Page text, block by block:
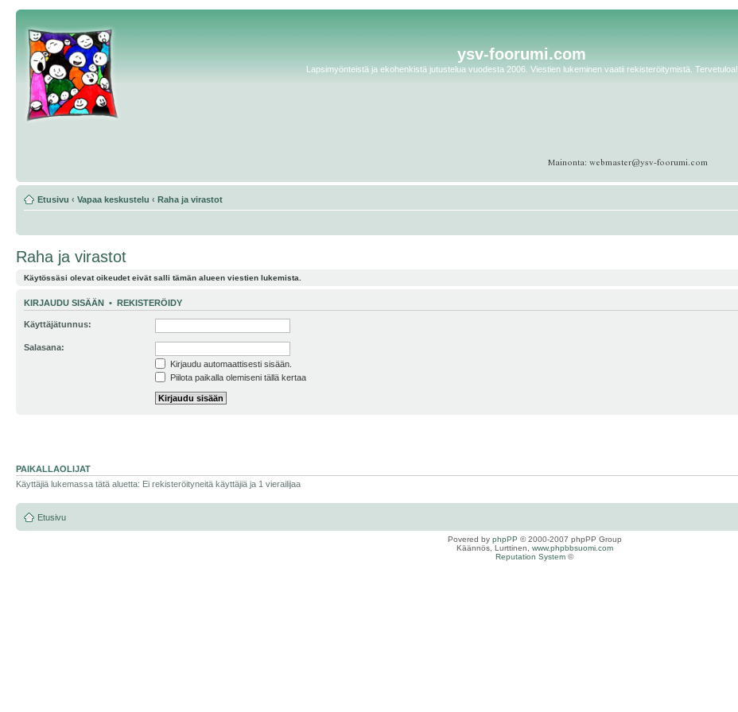
ysv-foorumi.com
Lapsimyönteistä ja ekohenkistä jutustelua vuodesta 2006. Viestien lukeminen vaatii rekisteröitymistä. Tervetuloa!
Etusivu ‹ Vapaa keskustelu ‹ Raha ja virastot
Raha ja virastot
Käytössäsi olevat oikeudet eivät salli tämän alueen viestien lukemista.
KIRJAUDU SISÄÄN • REKISTERÖIDY
Käyttäjätunnus:
Salasana:
Kirjaudu automaattisesti sisään.
Piilota paikalla olemiseni tällä kertaa
PAIKALLAOLIJAT
Käyttäjiä lukemassa tätä aluetta: Ei rekisteröityneitä käyttäjiä ja 1 vierailijaa
Etusivu
Povered by phpPP © 2000-2007 phpPP Group
Käännös, Lurttinen, www.phpbbsuomi.com
Reputation System ©